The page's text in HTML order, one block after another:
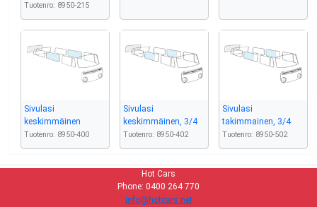
Tuotenro: 8950-215
Sivulasi
keskimmäinen
Tuotenro: 8950-400
Sivulasi
keskimmäinen, 3/4
Tuotenro: 8950-402
Sivulasi
takimmainen, 3/4
Tuotenro: 8950-502
Hot Cars
Phone: 0400 264 770
info@hotcars.net